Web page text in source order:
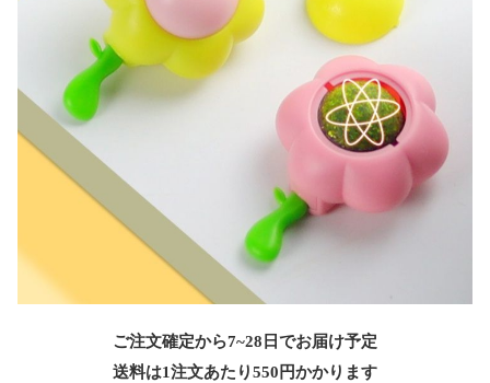
ご注文確定から7~28日でお届け予定
送料は1注文あたり550 円かかります